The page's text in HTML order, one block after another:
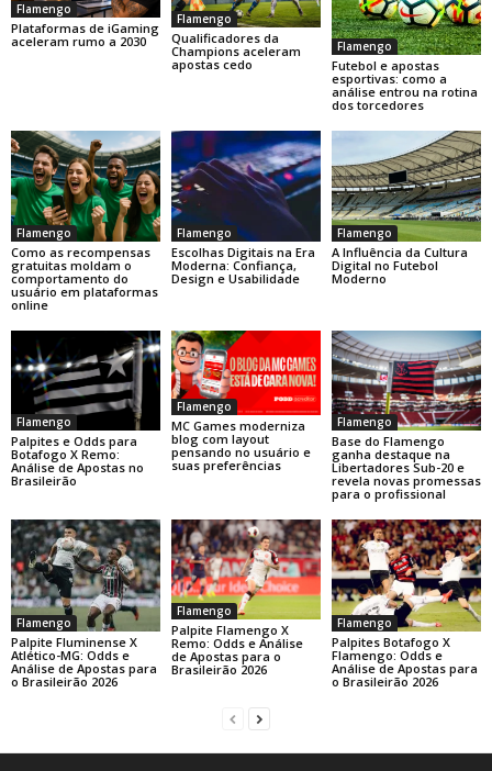
Flamengo
Plataformas de iGaming
aceleram rumo a 2030
Flamengo
Qualificadores da
Champions aceleram
apostas cedo
Flamengo
Futebol e apostas
esportivas: como a
análise entrou na rotina
dos torcedores
Flamengo
Como as recompensas
gratuitas moldam o
comportamento do
usuário em plataformas
online
Flamengo
Escolhas Digitais na Era
Moderna: Confiança,
Design e Usabilidade
Flamengo
A Influência da Cultura
Digital no Futebol
Moderno
Flamengo
Palpites e Odds para
Botafogo X Remo:
Análise de Apostas no
Brasileirão
Flamengo
MC Games moderniza
blog com layout
pensando no usuário e
suas preferências
Flamengo
Base do Flamengo
ganha destaque na
Libertadores Sub-20 e
revela novas promessas
para o profissional
Flamengo
Palpite Fluminense X
Atlético-MG: Odds e
Análise de Apostas para
o Brasileirão 2026
Flamengo
Palpite Flamengo X
Remo: Odds e Análise
de Apostas para o
Brasileirão 2026
Flamengo
Palpites Botafogo X
Flamengo: Odds e
Análise de Apostas para
o Brasileirão 2026